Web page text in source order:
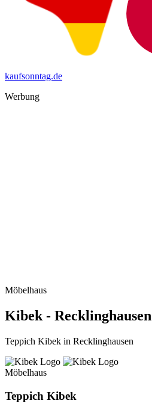
kaufsonntag.de
Werbung
Möbelhaus
Kibek - Recklinghausen
Teppich Kibek in Recklinghausen
Möbelhaus
Teppich Kibek